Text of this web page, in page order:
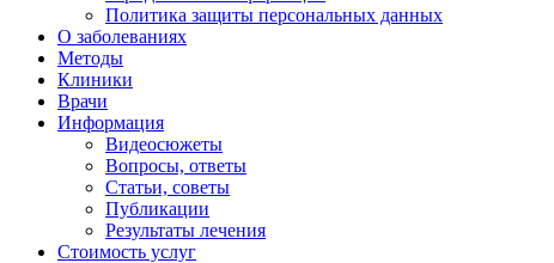
Политика защиты персональных данных
О заболеваниях
Методы
Клиники
Врачи
Информация
Видеосюжеты
Вопросы, ответы
Статьи, советы
Публикации
Результаты лечения
Стоимость услуг